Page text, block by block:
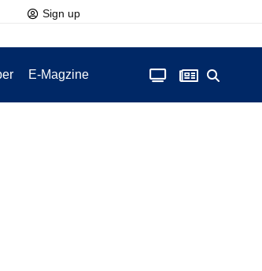
Sign up
E-Magzine